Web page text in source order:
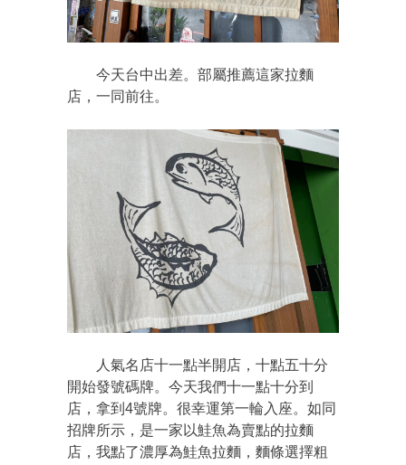
今天台中出差。部屬推薦這家拉麵
店，一同前往。
人氣名店十一點半開店，十點五十分
開始發號碼牌。今天我們十一點十分到
店，拿到4號牌。很幸運第一輪入座。如同
招牌所示，是一家以鮭魚為賣點的拉麵
店，我點了濃厚為鮭魚拉麵，麵條選擇粗